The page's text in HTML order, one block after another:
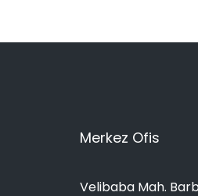
Merkez Ofis
Velibaba Mah.